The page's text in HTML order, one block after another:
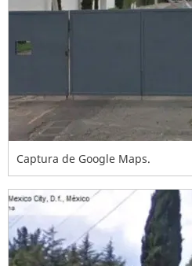
Captura de Google Maps.